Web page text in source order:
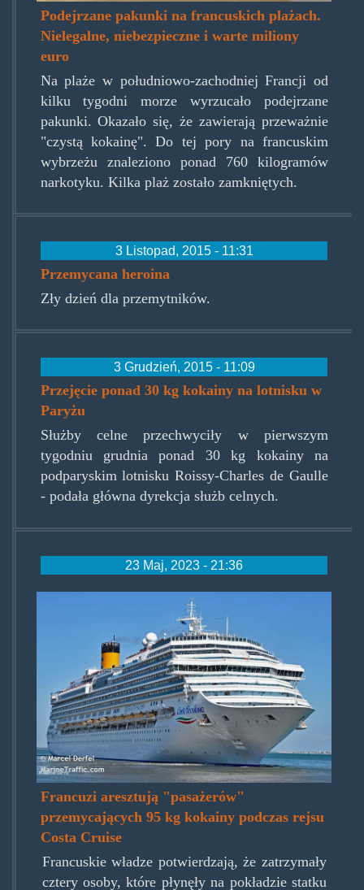
Podejrzane pakunki na francuskich plażach.
Nielegalne, niebezpieczne i warte miliony
euro
Na plaże w południowo-zachodniej Francji od
kilku tygodni morze wyrzucało podejrzane
pakunki. Okazało się, że zawierają przeważnie
"czystą kokainę". Do tej pory na francuskim
wybrzeżu znaleziono ponad 760 kilogramów
narkotyku. Kilka plaż zostało zamkniętych.
3 Listopad, 2015 - 11:31
Przemycana heroina
Zły dzień dla przemytników.
3 Grudzień, 2015 - 11:09
Przejęcie ponad 30 kg kokainy na lotnisku w
Paryżu
Służby celne przechwyciły w pierwszym
tygodniu grudnia ponad 30 kg kokainy na
podparyskim lotnisku Roissy-Charles de Gaulle
- podała główna dyrekcja służb celnych.
23 Maj, 2023 - 21:36
costa_cruise.jpg
Francuzi aresztują "pasażerów"
przemycających 95 kg kokainy podczas rejsu
Costa Cruise
Francuskie władze potwierdzają, że zatrzymały
cztery osoby, które płynęły na pokładzie statku